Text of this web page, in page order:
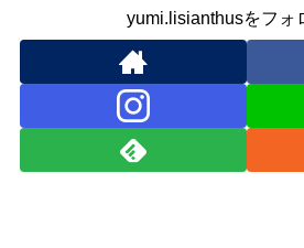
yumi.lisianthusをフォ